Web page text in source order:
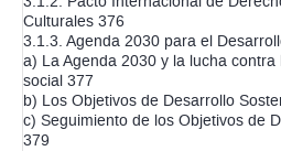
Culturales 376
3.1.3. Agenda 2030 para el
a) La Agenda 2030 y la lucha
social 377
b) Los Objetivos de Desarrollo
c) Seguimiento de los Objetivos de
379